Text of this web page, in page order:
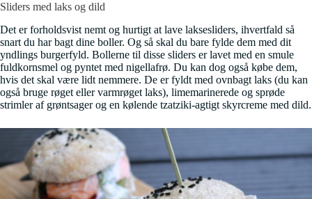
Sliders med laks og dild
Det er forholdsvist nemt og hurtigt at lave laksesliders, ihvertfald så
snart du har bagt dine boller. Og så skal du bare fylde dem med dit
yndlings burgerfyld. Bollerne til disse sliders er lavet med en smule
fuldkornsmel og pyntet med nigellafrø. Du kan dog også købe dem,
hvis det skal være lidt nemmere. De er fyldt med ovnbagt laks (du kan
også bruge røget eller varmrøget laks), limemarinerede og sprøde
strimler af grøntsager og en kølende tzatziki-agtigt skyrcreme med dild.